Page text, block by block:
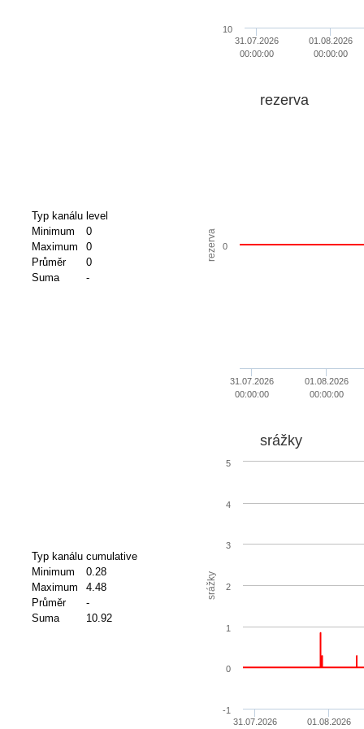
31.07.2026
00:00:00
01.08.2026
00:00:00
10
Typ kanálu level
Minimum
0
Maximum
0
Průměr
0
Suma
-
rezerva
rezerva
31.07.2026
00:00:00
01.08.2026
00:00:00
0
Typ kanálu cumulative
Minimum
0.28
Maximum
4.48
Průměr
-
Suma
10.92
srážky
srážky
31.07.2026 01.08.2026
-1
0
1
2
3
4
5